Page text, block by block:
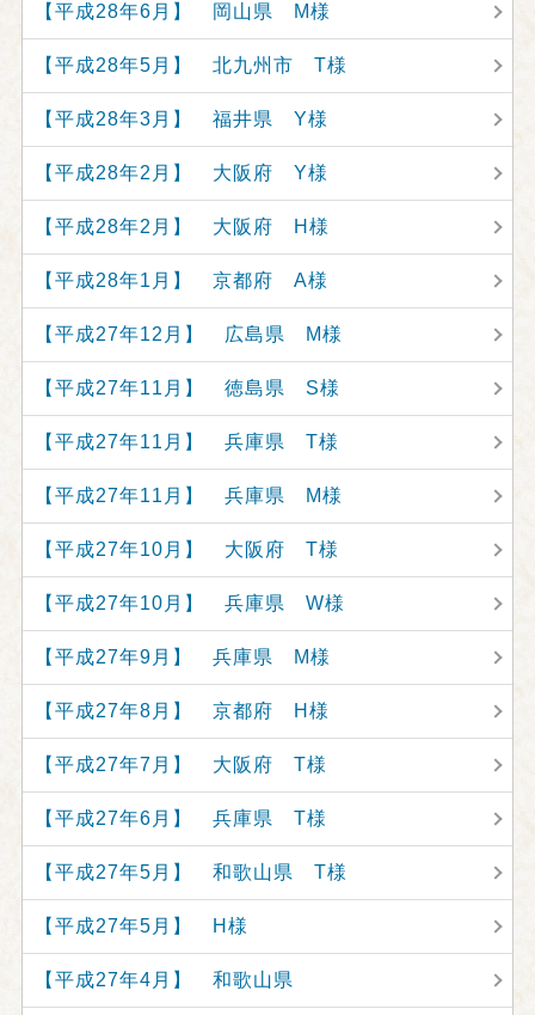
【平成28年6月】 岡山県 M様
【平成28年5月】 北九州市 T様
【平成28年3月】 福井県 Y様
【平成28年2月】 大阪府 Y様
【平成28年2月】 大阪府 H様
【平成28年1月】 京都府 A様
【平成27年12月】 広島県 M様
【平成27年11月】 徳島県 S様
【平成27年11月】 兵庫県 T様
【平成27年11月】 兵庫県 M様
【平成27年10月】 大阪府 T様
【平成27年10月】 兵庫県 W様
【平成27年9月】 兵庫県 M様
【平成27年8月】 京都府 H様
【平成27年7月】 大阪府 T様
【平成27年6月】 兵庫県 T様
【平成27年5月】 和歌山県 T様
【平成27年5月】 H様
【平成27年4月】 和歌山県